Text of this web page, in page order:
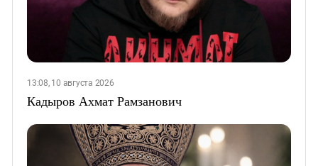
13:08, 10 августа 2026
Кадыров Ахмат Рамзанович